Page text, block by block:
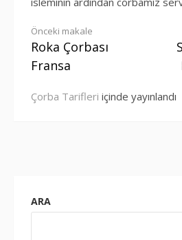
Okumaya
devam
Önceki makale
Roka Çorbası
Fransa
Çorba Tarifleri içinde yayınlandı
ARA